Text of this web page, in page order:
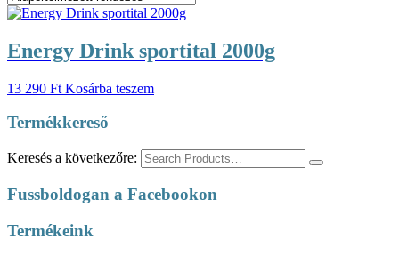
Energy Drink sportital 2000g
13 290 Ft Kosárba teszem
Termékkereső
Keresés a következőre:
Fussboldogan a Facebookon
Termékeink